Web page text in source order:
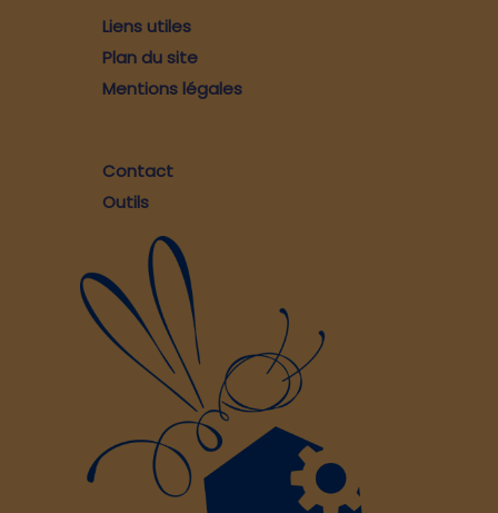
Liens utiles
Plan du site
Mentions légales
Contact
Outils